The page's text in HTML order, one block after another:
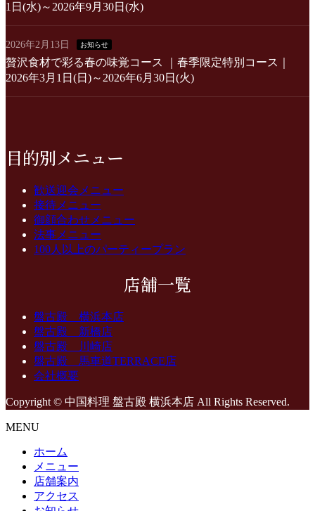
1日(水)～2026年9月30日(水)
2026年2月13日 お知らせ
贅沢食材で彩る春の味覚コース ｜春季限定特別コース｜
2026年3月1日(日)～2026年6月30日(火)
目的別メニュー
歓送迎会メニュー
接待メニュー
御顔合わせメニュー
法事メニュー
100人以上のパーティープラン
店舗一覧
盤古殿 横浜本店
盤古殿 新橋店
盤古殿 川崎店
盤古殿 馬車道TERRACE店
会社概要
Copyright © 中国料理 盤古殿 横浜本店 All Rights Reserved.
MENU
ホーム
メニュー
店舗案内
アクセス